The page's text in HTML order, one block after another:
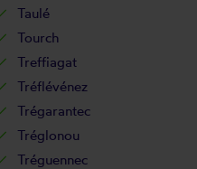
Taulé
Tourch
Treffiagat
Tréflévénez
Trégarantec
Tréglonou
Tréguennec